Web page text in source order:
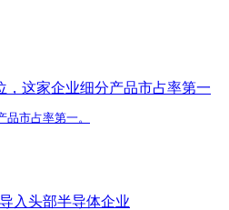
，这家企业细分产品市占率第一
市占率第一。
入头部半导体企业